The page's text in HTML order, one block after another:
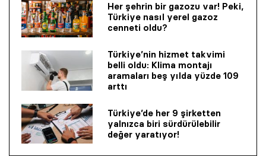
Her şehrin bir gazozu var! Peki,
Türkiye nasıl yerel gazoz
cenneti oldu?
Türkiye’nin hizmet takvimi
belli oldu: Klima montajı
aramaları beş yılda yüzde 109
arttı
Türkiye’de her 9 şirketten
yalnızca biri sürdürülebilir
değer yaratıyor!